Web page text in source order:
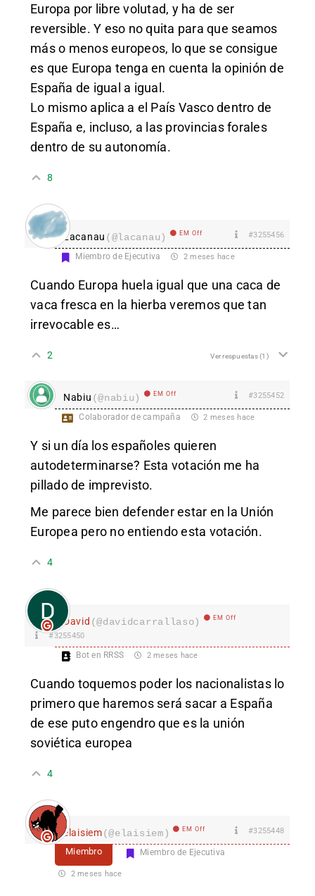
Europa por libre volutad, y ha de ser
reversible. Y eso no quita para que seamos
más o menos europeos, lo que se consigue
es que Europa tenga en cuenta la opinión de
España de igual a igual.
Lo mismo aplica a el País Vasco dentro de
España e, incluso, a las provincias forales
dentro de su autonomía.
8
Lacanau (@lacanau) EM Off #3255456
Miembro de Ejecutiva 2 meses hace
Cuando Europa huela igual que una caca de
vaca fresca en la hierba veremos que tan
irrevocable es…
2 Ver respuestas(1)
Nabiu (@nabiu) EM Off #3255452
Colaborador de campaña 2 meses hace
Y si un día los españoles quieren
autodeterminarse? Esta votación me ha
pillado de imprevisto.
Me parece bien defender estar en la Unión
Europea pero no entiendo esta votación.
4
David (@davidcarrallaso) EM Off
#3255450
Bot en RRSS 2 meses hace
Cuando toquemos poder los nacionalistas lo
primero que haremos será sacar a España
de ese puto engendro que es la unión
soviética europea
4
elaisiem(@elaisiem) EM Off #3255448
Miembro Miembro de Ejecutiva
2 meses hace